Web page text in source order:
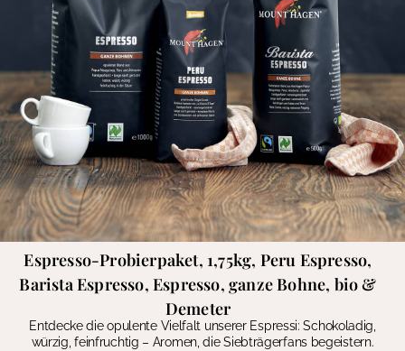
Espresso-Probierpaket, 1,75kg, Peru Espresso,
Barista Espresso, Espresso, ganze Bohne, bio &
Demeter
Entdecke die opulente Vielfalt unserer Espressi: Schokoladig,
würzig, feinfruchtig – Aromen, die Siebträgerfans begeistern.